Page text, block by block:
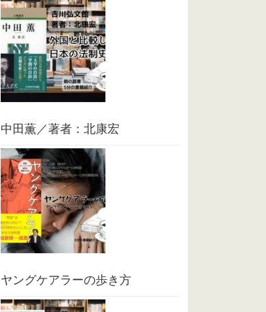
中田薫／著者：北康宏
ヤングケアラーの歩き方